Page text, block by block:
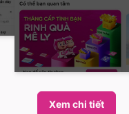
Xem chi tiết